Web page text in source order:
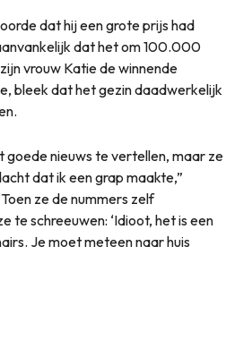
dat hij een grote prijs had
dat het om 100.000
vrouw Katie de winnende
bleek dat het gezin daadwerkelijk
goede nieuws te vertellen, maar ze
dat ik een grap maakte,”
ze de nummers zelf
te schreeuwen: ‘Idioot, het is een
Je moet meteen naar huis